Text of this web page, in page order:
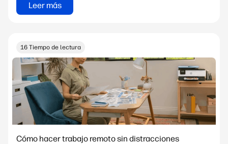
Leer más
16 Tiempo de lectura
Cómo hacer trabajo remoto sin distracciones